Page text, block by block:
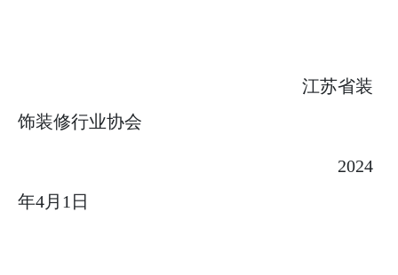
江苏省装
饰装修行业协会
2024
年4月 1 日